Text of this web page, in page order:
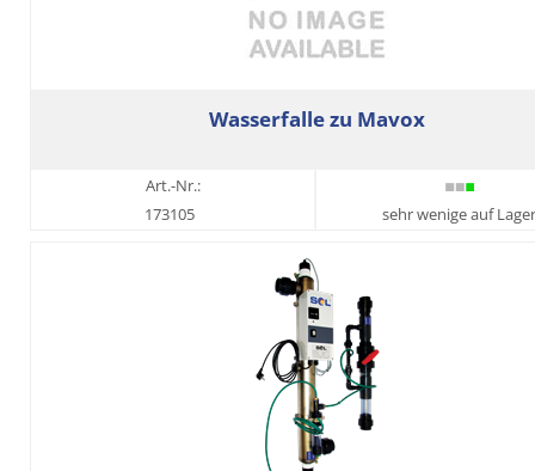
Wasserfalle zu Mavox
Art.-Nr.:
173105
sehr wenige auf Lager